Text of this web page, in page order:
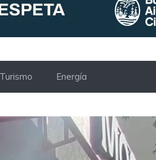
Turismo Energía